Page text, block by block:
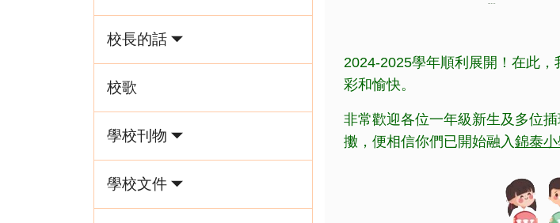
校長的話
校歌
學校刊物
學校文件
2024-2025學年順利展開！在此
彩和愉快。
非常歡迎各位一年級新生及多位
擻，便相信你們已開始融入錦泰小